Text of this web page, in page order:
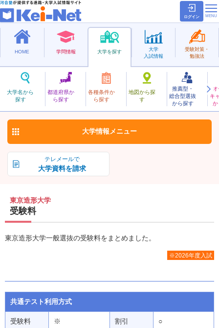
ログイン
HOME 学問情報 大学を探す
大学名から
探す
都道府県か
ら探す
各種条件か
ら探す
地図から探
す
推薦型・
総合型選抜
から探す
キ
か
大学
入試情報
受験対策・
勉強法
私立
とうきょうぞうけい
東京造形大学 お気に入り
テレメールで
大学資料を請求
大学情報 メニュー
東京造形大学
受験料
東京造形大学一般選抜の受験料をまとめました。
※2026年度入試
共通テスト利用方式
受験料 ※ 割引 ○